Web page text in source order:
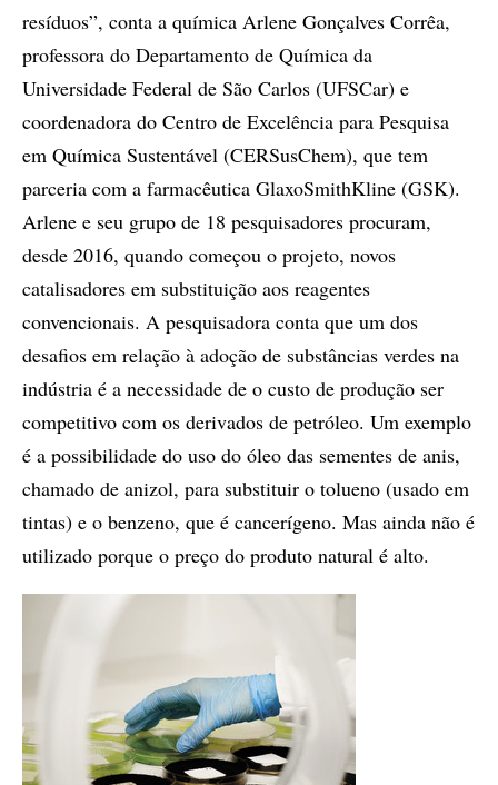
resíduos”, conta a química Arlene Gonçalves Corrêa,
professora do Departamento de Química da
Universidade Federal de São Carlos (UFSCar) e
coordenadora do Centro de Excelência para Pesquisa
em Química Sustentável (CERSusChem), que tem
parceria com a farmacêutica GlaxoSmithKline (GSK).
Arlene e seu grupo de 18 pesquisadores procuram,
desde 2016, quando começou o projeto, novos
catalisadores em substituição aos reagentes
convencionais. A pesquisadora conta que um dos
desafios em relação à adoção de substâncias verdes na
indústria é a necessidade de o custo de produção ser
competitivo com os derivados de petróleo. Um exemplo
é a possibilidade do uso do óleo das sementes de anis,
chamado de anizol, para substituir o tolueno (usado em
tintas) e o benzeno, que é cancerígeno. Mas ainda não é
utilizado porque o preço do produto natural é alto.